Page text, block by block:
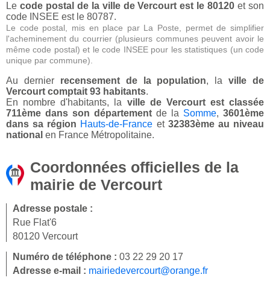
Le code postal de la ville de Vercourt est le 80120 et son
code INSEE est le 80787.
Le code postal, mis en place par La Poste, permet de simplifier
l'acheminement du courrier (plusieurs communes peuvent avoir le
même code postal) et le code INSEE pour les statistiques (un code
unique par commune).
Au dernier recensement de la population, laville de
Vercourt comptait 93 habitants.
En nombre d'habitants, la ville de Vercourt est classée
711ème dans son département de la Somme, 3601ème
dans sa région Hauts-de-France et 32383ème au niveau
national en France Métropolitaine.
Coordonnées officielles de la
mairie de Vercourt
Adresse postale :
Rue Flat'6
80120 Vercourt
Numéro de téléphone : 03 22 29 20 17
Adresse e-mail : mairiedevercourt@orange.fr